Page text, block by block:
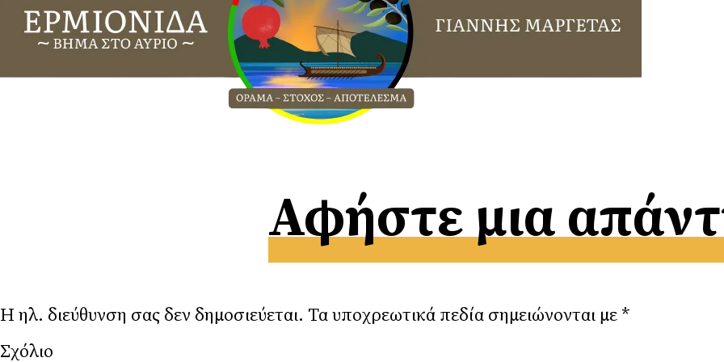
Αφήστε μια
Η ηλ. διεύθυνση σας δεν δημοσιεύεται. Τα υποχρεωτικά πεδία σημειώνονται με *